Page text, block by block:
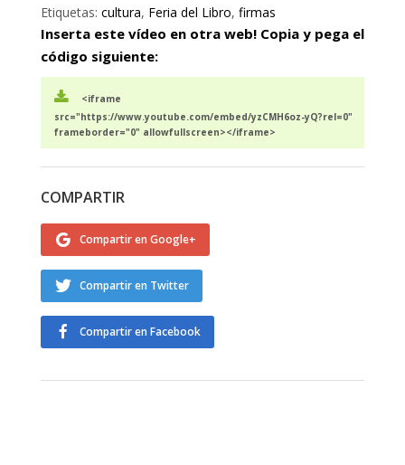
Etiquetas: cultura, Feria del Libro, firmas
Inserta este vídeo en otra web! Copia y pega el
código siguiente:
<iframe
src="https://www.youtube.com/embed/yzCMH6oz-yQ?rel=0"
frameborder="0" allowfullscreen></iframe>
COMPARTIR
Compartir en Google+
Compartir en Twitter
Compartir en Facebook